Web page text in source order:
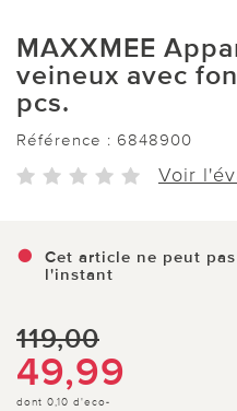
MAXXMEE
veineux avec
pcs.
Référence : 6848900
Voir
Cet article ne peut
l'instant
119,00
49,99
dont 0,10 d'eco-